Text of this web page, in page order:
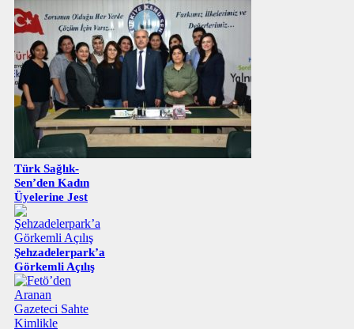
Türk Sağlık-
Sen’den Kadın
Üyelerine Jest
Şehzadelerpark’a
Görkemli Açılış